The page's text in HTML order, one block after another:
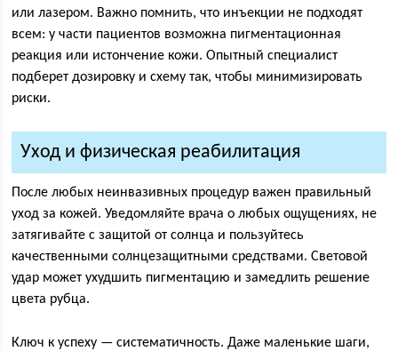
или лазером. Важно помнить, что инъекции не подходят
всем: у части пациентов возможна пигментационная
реакция или истончение кожи. Опытный специалист
подберет дозировку и схему так, чтобы минимизировать
риски.
Уход и физическая реабилитация
После любых неинвазивных процедур важен правильный
уход за кожей. Уведомляйте врача о любых ощущениях, не
затягивайте с защитой от солнца и пользуйтесь
качественными солнцезащитными средствами. Световой
удар может ухудшить пигментацию и замедлить решение
цвета рубца.
Ключ к успеху — систематичность. Даже маленькие шаги,